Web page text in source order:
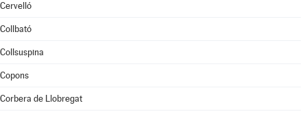
Cervelló
Collbató
Collsuspina
Copons
Corbera de Llobregat